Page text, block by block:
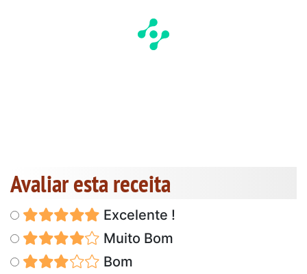
Avaliar esta receita
Excelente !
Muito Bom
Bom